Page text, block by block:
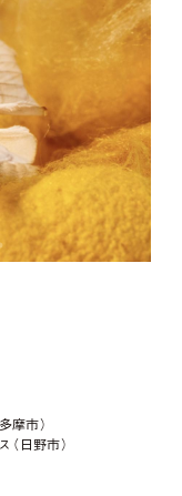
摩市）
日野市）
人と土
。有名
積み、
カイ
古い
目とし
道の駅
める。都
と生き
楽
演で劇
悪いか
人
優位ら
でイベ
吹奏楽
も行っ
関心が
、自分
ら日々
劇公演や
所属。
の昔か
イン
びを行
りグラ
ザイン
童保育
住民自
協議
ズム
して武
ジル
ス人の先
にとって
道が見
しかし
かされ
とに従
楽
る。現在
公演で
よう！
2位
自然の
イド、
意技に
ださ
ま）代
子ども
の中で
住まい
の理事
な自治
ものま